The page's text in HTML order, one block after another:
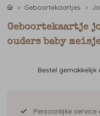
Geboortekaartjes
Geboortekaartje
ouders baby
Bestel gemakkelijk
Persoonlijke service